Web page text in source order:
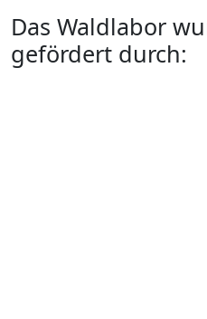
Das Waldlabor
gefördert durch: